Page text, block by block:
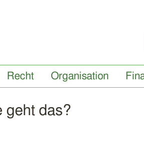
Recht Organisation
geht das?